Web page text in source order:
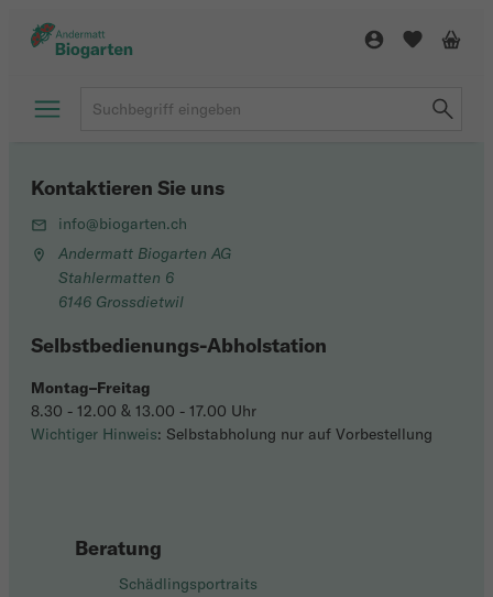
Beratung
Schädlingsportraits
Kontaktieren Sie uns
info@biogarten.ch
Andermatt Biogarten AG
Stahlermatten 6
6146 Grossdietwil
Selbstbedienungs-Abholstation
Montag–Freitag
8.30 - 12.00 & 13.00 - 17.00 Uhr
Wichtiger Hinweis: Selbstabholung nur auf Vorbestellung